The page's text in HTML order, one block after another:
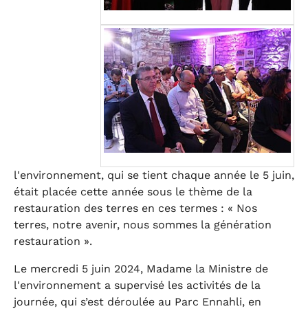
l'environnement, qui se tient chaque année le 5 juin,
était placée cette année sous le thème de la
restauration des terres en ces termes : « Nos
terres, notre avenir, nous sommes la génération
restauration ».
Le mercredi 5 juin 2024, Madame la Ministre de
l'environnement a supervisé les activités de la
journée, qui s’est déroulée au Parc Ennahli, en